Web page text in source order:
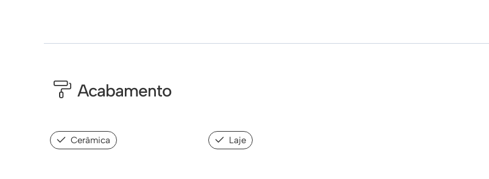
Acabamento
Cerâmica Laje